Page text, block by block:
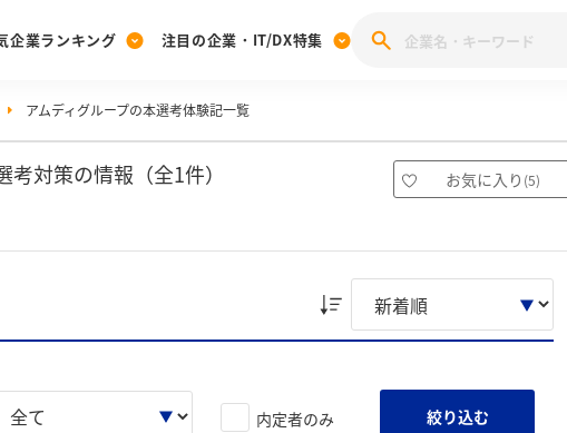
[27卒] 本選考体験記投稿キャンペーン
企業ランキング
みんなのDX企業就職ブランド調査
みんなの
注目の企業・IT/DX特集
28卒 IT
アムディグループの本選考体験記一覧
対策の情報（全1件） お気に入り (5)
内定者のみ 絞り込む